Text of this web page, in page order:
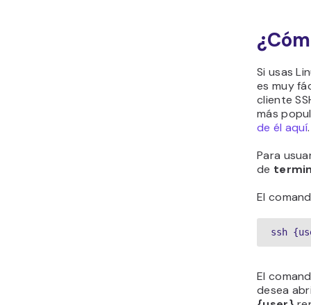
Si usas
es muy
cliente
más
de él aquí.
Para
de
El
ssh
El
desea